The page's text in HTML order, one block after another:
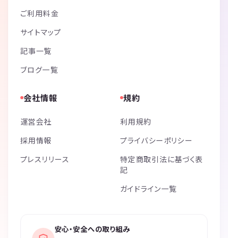
ご利用料金
サイトマップ
記事一覧
ブログ一覧
会社情報
運営会社
採用情報
プレスリリース
規約
利用規約
プライバシーポリシー
特定商取引法に基づく表
記
ガイドライン一覧
安心・安全への取り組み